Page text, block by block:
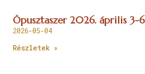
Ópusztaszer 2026. április 3-6
2026-05-04
Részletek »